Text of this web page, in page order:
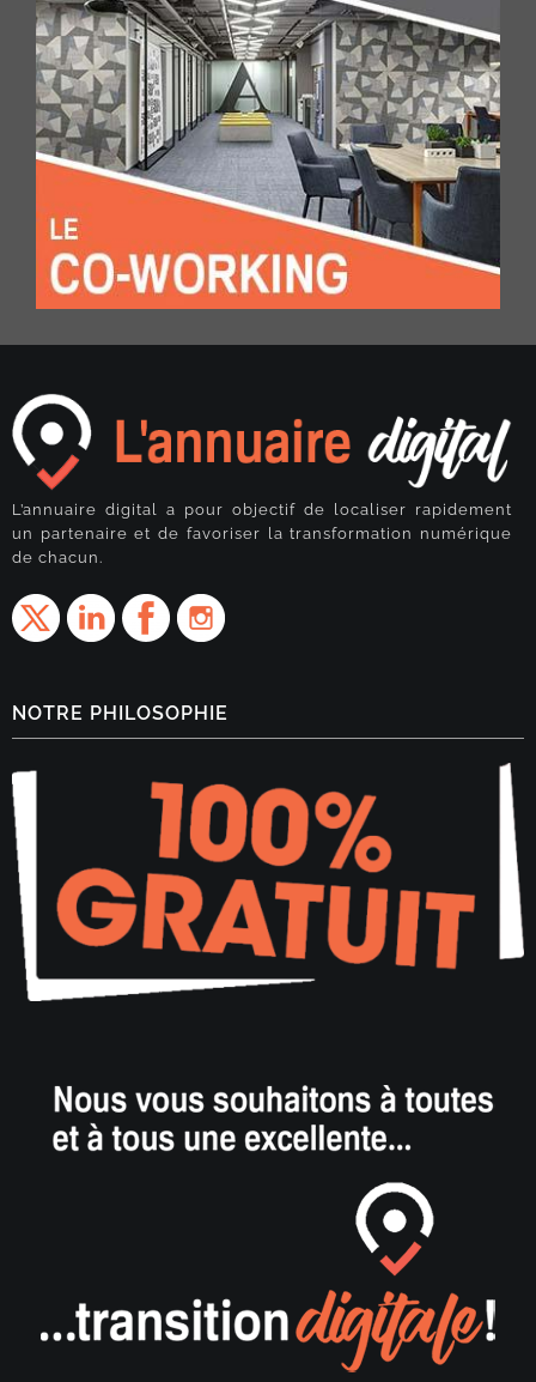
L’annuaire digital a pour objectif de localiser rapidement
un partenaire et de favoriser la transformation numérique
de chacun.
NOTRE PHILOSOPHIE